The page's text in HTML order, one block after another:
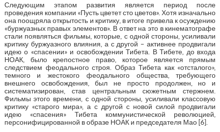
Следующим этапом развития является период после
проведения компании «Пусть цветет сто цветов». Хотя изначально
она поощряла открытость и критику, в итоге привела к осуждению
«буржуазных правых элементов». В ответ на это в кинематографе
стали появляться фильмы, которые, с одной стороны, усиливали
критику буржуазного влияния, а с другой – активнее продвигали
идею о «спасении» и освобождении Тибета. В Тибете, до входа
НОАК, было крепостное право, которое является прямым
следствием феодального строя. Образ Тибета как «отсталого»,
темного и жестокого феодального общества, требующего
внешнего освобождения, был не просто продолжен, но и
систематизирован, став центральным сюжетным стержнем.
Фильмы этого времени, с одной стороны, усиливали классовую
критику «старого мира», а с другой с новой силой продвигали
идею «спасения» Тибета коммунистической революцией,
персонифицированной в образе НОАК и председателя Мао [6].